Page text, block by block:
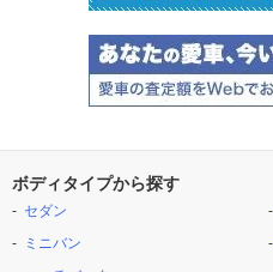
ボディタイプから探す
セダン
ミニバン